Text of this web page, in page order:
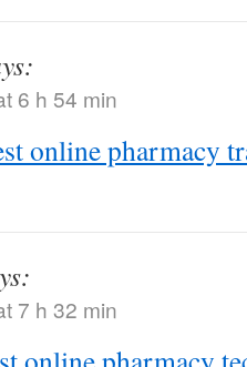
6 h 54 min
online pharmacy
7 h 32 min